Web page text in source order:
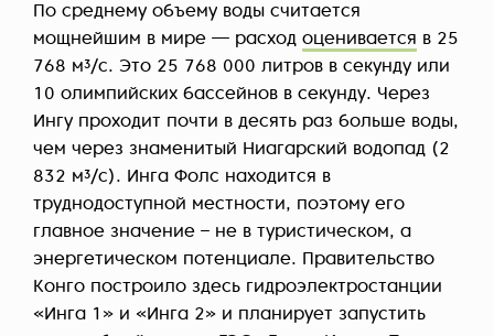
По среднему объему воды считается
мощнейшим в мире — расход оценивается в 25
768 м³/с. Это 25 768 000 литров в секунду или
10 олимпийских бассейнов в секунду. Через
Ингу проходит почти в десять раз больше воды,
чем через знаменитый Ниагарский водопад (2
832 м³/с). Инга Фолс находится в
труднодоступной местности, поэтому его
главное значение – не в туристическом, а
энергетическом потенциале. Правительство
Конго построило здесь гидроэлектростанции
«Инга 1» и «Инга 2» и планирует запустить